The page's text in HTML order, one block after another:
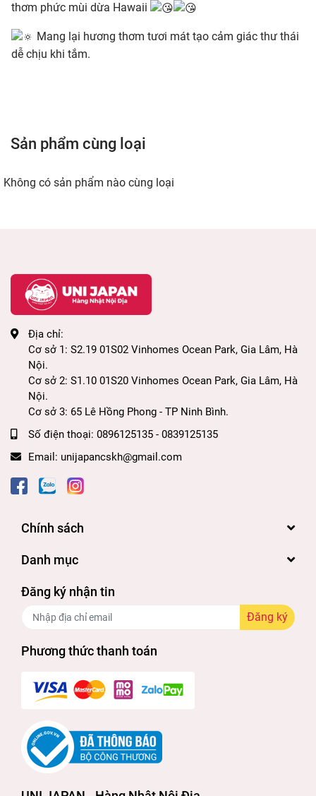
thơm phức mùi dừa Hawaii
Mang lại hương thơm tươi mát tạo cảm giác thư thái
dễ chịu khi tắm.
Sản phẩm cùng loại
Không có sản phẩm nào cùng loại
Địa chỉ:
Cơ sở 1: S2.19 01S02 Vinhomes Ocean Park, Gia Lâm, Hà
Nội.
Cơ sở 2: S1.10 01S20 Vinhomes Ocean Park, Gia Lâm, Hà
Nội.
Cơ sở 3: 65 Lê Hồng Phong - TP Ninh Bình.
Số điện thoại: 0896125135 - 0839125135
Email: unijapancskh@gmail.com
Chính sách
Danh mục
Đăng ký nhận tin
Đăng ký
Phương thức thanh toán